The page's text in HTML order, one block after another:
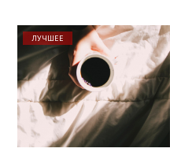
ЛУЧШЕЕ